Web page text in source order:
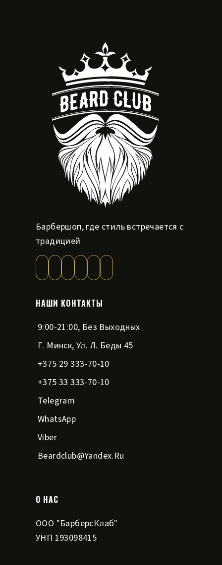
Барбершоп, где стиль встречается с
традицией
НАШИ КОНТАКТЫ
9:00-21:00, Без Выходных
Г. Минск, Ул. Л. Беды 45
+375 29 333-70-10
+375 33 333-70-10
Telegram
WhatsApp
Viber
Beardclub@yandex.ru
О НАС
ООО "БарберсКлаб"
УНП 193098415